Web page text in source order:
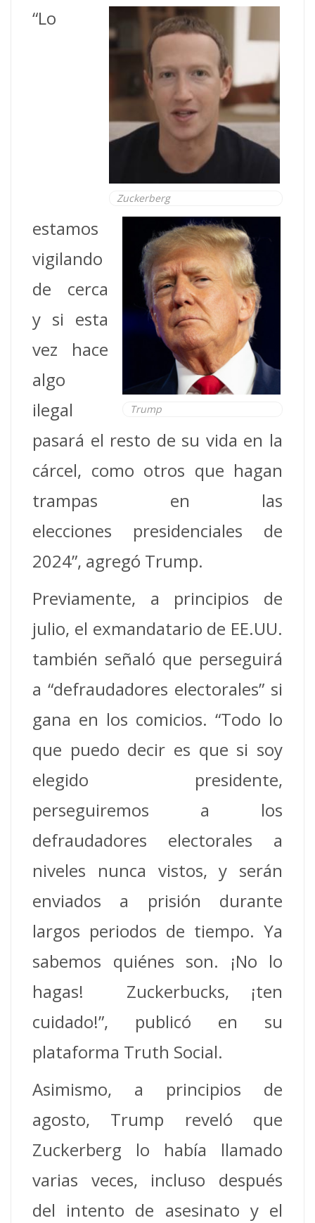
Zuckerberg
Trump
“Lo
estamos
vigilando
de cerca
y si esta
vez hace
algo
ilegal
pasará el resto de su vida en la
cárcel, como otros que hagan
trampas en las
elecciones presidenciales de
2024”, agregó Trump.
Previamente, a principios de
julio, el exmandatario de EE.UU.
también señaló que perseguirá
a “defraudadores electorales” si
gana en los comicios. “Todo lo
que puedo decir es que si soy
elegido presidente,
perseguiremos a los
defraudadores electorales a
niveles nunca vistos, y serán
enviados a prisión durante
largos periodos de tiempo. Ya
sabemos quiénes son. ¡No lo
hagas! Zuckerbucks, ¡ten
cuidado!”, publicó en su
plataforma Truth Social.
Asimismo, a principios de
agosto, Trump reveló que
Zuckerberg lo había llamado
varias veces, incluso después
del intento de asesinato y el